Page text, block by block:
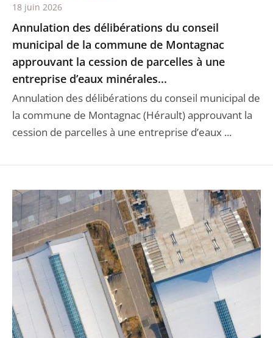
Annulation des délibérations du conseil
municipal de la commune de Montagnac
approuvant la cession de parcelles à une
entreprise d’eaux minérales...
Annulation des délibérations du conseil municipal de
la commune de Montagnac (Hérault) approuvant la
cession de parcelles à une entreprise d’eaux ...
18 juin 2026